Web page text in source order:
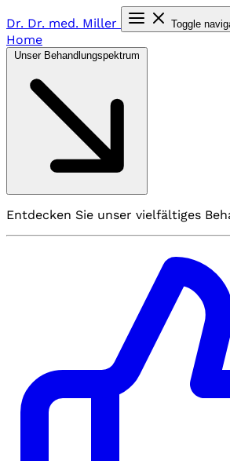
Dr. Dr. med. Miller Toggle
Home
Entdecken Sie unser vielfältiges